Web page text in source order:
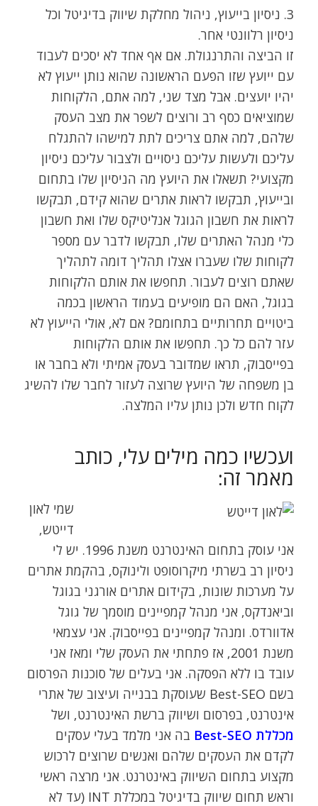
3. ניסיון בייעוץ, ניהול מחלקת שיווק בדיגיטל וכל
ניסיון רלוונטי אחר.
זו הביצה והתרנגולת. אם אף אחד לא יסכים לעבוד
עם ייועץ שזו הפעם הראשונה שהוא נותן ייעוץ לא
יהיו יועצים. אבל מצד שני, למה אתם, הלקוחות
שמוציאים כסף רב ורוצים לשפר את מצב העסק
שלהם, למה אתם צריכים לתת למישהו להתגלח
עליכם ולעשות עליכם ניסויים ולצבור עליכם ניסיון
מקצועי? תשאלו את היועץ מה הניסיון שלו בתחום
ובייעוץ, תבקשו לראות אתרים שהוא קידם, תבקשו
לראות את חשבון הגוגל אנליטיקס שלו ואת חשבון
כלי מנהל האתרים שלו, תבקשו לדבר עם מספר
לקוחות שלו שעברו אצלו תהליך דומה לתהליך
שאתם רוצים לעבור. תחפשו את אותם הלקוחות
בגוגל, האם הם מופיעים בעמוד הראשון בכמה
ביטויים תחרותיים בתחומם? אם לא, אולי הייעוץ לא
עזר להם כל כך. תחפשו את אותם הלקוחות
בפייסבוק, תראו שמדובר בעסק אמיתי ולא בחבר או
בן משפחה של היועץ שרוצה לעזור לחבר שלו להשיג
לקוח חדש ולכן נותן עליו המלצה.
ועכשיו כמה מילים עלי, כותב
מאמר זה:
שמי לאון
דייטש,
אני עוסק בתחום האינטרנט משנת 1996. יש לי
ניסיון רב בשרתי מיקרוסופט ולינוקס, בהקמת אתרים
על מערכות שונות, בקידום אתרים אורגני בגוגל
וביאנדקס, אני מנהל קמפיינים מוסמך של גוגל
אדוורדס. ומנהל קמפיינים בפייסבוק. אני עצמאי
משנת 2001, אז פתחתי את העסק שלי ומאז אני
עובד בו ללא הפסקה. אני בעלים של סוכנות הפרסום
בשם Best-SEO שעוסקת בבנייה ועיצוב של אתרי
אינטרנט, בפרסום ושיווק ברשת האינטרנט, ושל
מכללת Best-SEO
בה אני מלמד בעלי עסקים
לקדם את העסקים שלהם ואנשים שרוצים לרכוש
מקצוע בתחום השיווק באינטרנט. אני מרצה ראשי
וראש תחום שיווק בדיגיטל במכללת INT (עד לא